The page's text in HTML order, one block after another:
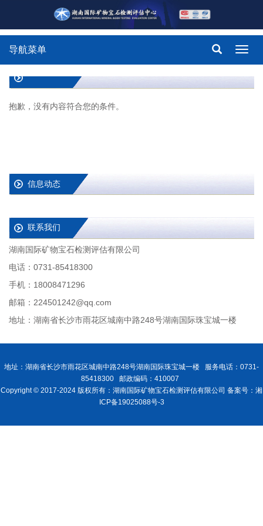
导航菜单
抱歉，没有内容符合您的条件。
信息动态
联系我们
湖南国际矿物宝石检测评估有限公司
电话：0731-85418300
手机：18008471296
邮箱：224501242@qq.com
地址：湖南省长沙市雨花区城南中路248号湖南国际珠宝城一楼
地址：湖南省长沙市雨花区城南中路248号湖南国际珠宝城一楼 服务电话：0731-
85418300 邮政编码：410007
Copyright © 2017-2024 版权所有：湖南国际矿物宝石检测评估有限公司 备案号：湘
ICP备19025088号-3